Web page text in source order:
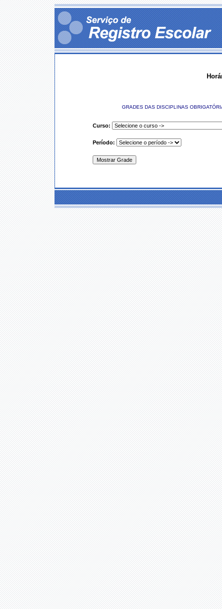
GRADES DAS DISCIPLINAS
Curso:
Período: